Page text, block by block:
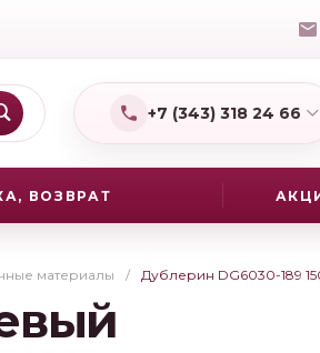
+7 (343) 318 24 66
7(931) 009-16-25
ВОЗВРАТ
материалы / Дублерин DG6030-189